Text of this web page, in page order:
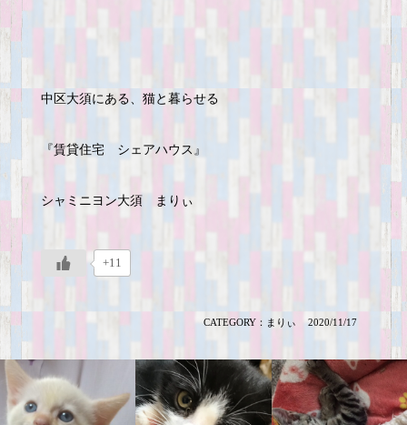
中区大須にある、猫と暮らせる
『賃貸住宅 シェアハウス』
シャミニヨン大須 まりぃ
+11
CATEGORY： まりぃ 2020/11/17